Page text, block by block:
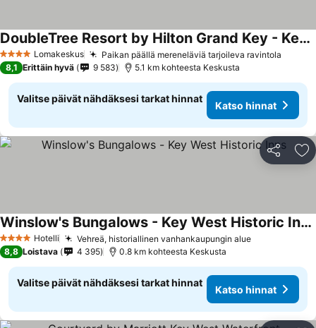
4 TähtiluokitusLomakeskus Paikan päällä mereneläviä tarjoileva ravintola
DoubleTree Resort by Hilton Grand Key - Key West
8,1 Erittäin hyvä 9 583 5.1 km kohteesta Keskusta
Valitse päivät nähdäksesi tarkat hinnat
Katso hinnat
Jaa
4 Tähtiluokitus
Hotelli Vehreä, historiallinen vanhankaupungin alue
Winslow's Bungalows - Key West Historic Inns
8,8 Loistava 4 395 0.8 km kohteesta Keskusta
Valitse päivät nähdäksesi tarkat hinnat
Katso hinnat